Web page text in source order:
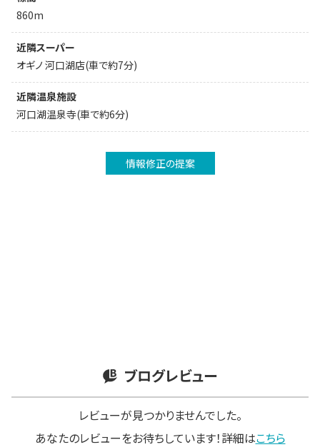
860m
近隣スーパー
オギノ 河口湖店(車で約7分)
近隣温泉施設
河口湖温泉寺(車で約6分)
情報修正の提案
ブログレビュー
レビューが見つかりませんでした。
あなたのレビューをお待ちしています！詳細はこちら